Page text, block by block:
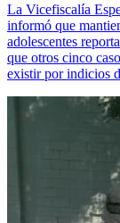
La Vicefiscalía
informó que
adolescentes
que otros cinco
existir por indicios